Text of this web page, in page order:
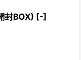
封BOX) [-]